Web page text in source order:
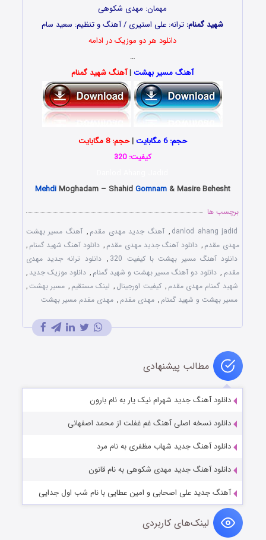
مهمان: مهدی شکوهی
شهید گمنام: ترانه: علی استیری / آهنگ و تنظیم: سعید سام
دانلود هر دو موزیک در ادامه
…
آهنگ مسیر بهشت|آهنگ شهید گمنام
حجم: 6 مگابایت |حجم: 8 مگابایت
کیفیت: 320
MehdiMoghadam – ShahidGomnam& Masire Behesht
برچسب ها
danlod ahang jadid
, آهنگ جدید مهدی مقدم , آهنگ مسیر بهشت
مهدی مقدم , دانلود آهنگ جدید مهدی مقدم , دانلود آهنگ شهید گمنام ,
دانلود آهنگ مسیر بهشت با کیفیت 320
, دانلود ترانه جدید مهدی
مقدم , دانلود دو آهنگ مسیر بهشت و شهید گمنام , دانلود موزیک جدید ,
شهید گمنام مهدی مقدم , کیفیت اورجینال , لینک مستقیم , مسیر بهشت,
مسیر بهشت و شهید گمنام , مهدی مقدم , مهدی مقدم مسیر بهشت
مطالب پیشنهادی
دانلود آهنگ جدید شهرام نیک یار به نام بارون
دانلود نسخه اصلی آهنگ غم غفلت از محمد اصفهانی
دانلود آهنگ جدید شهاب مظفری به نام مرد
دانلود آهنگ جدید مهدی شکوهی به نام قانون
آهنگ جدید علی اصحابی و امین عطایی با نام شب اول جدایی
لینک‌های کاربردی